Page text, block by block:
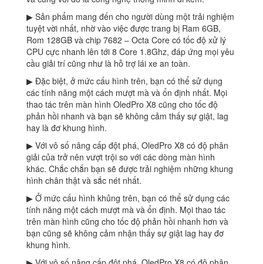
▶ Sản phẩm mang đến cho người dùng một trải nghiệm
tuyệt vời nhất, nhờ vào việc được trang bị Ram 6GB,
Rom 128GB và chip 7682 – Octa Core có tốc độ xử lý
CPU cực nhanh lên tới 8 Core 1.8Ghz, đáp ứng mọi yêu
cầu giải trí cũng như là hỗ trợ lái xe an toàn.
▶ Đặc biệt, ở mức cấu hình trên, bạn có thể sử dụng
các tính năng một cách mượt mà và ổn định nhất. Mọi
thao tác trên màn hình OledPro X8 cũng cho tốc độ
phản hồi nhanh và bạn sẽ không cảm thấy sự giật, lag
hay là đơ khung hình.
▶ Với vô số nâng cấp đột phá, OledPro X8 có độ phân
giải của trở nên vượt trội so với các dòng màn hình
khác. Chắc chắn bạn sẽ được trải nghiệm những khung
hình chân thật và sắc nét nhất.
▶ Ở mức cấu hình khủng trên, bạn có thể sử dụng các
tính năng một cách mượt mà và ổn định. Mọi thao tác
trên màn hình cũng cho tốc độ phản hồi nhanh hơn và
bạn cũng sẽ không cảm nhận thấy sự giật lag hay đơ
khung hình.